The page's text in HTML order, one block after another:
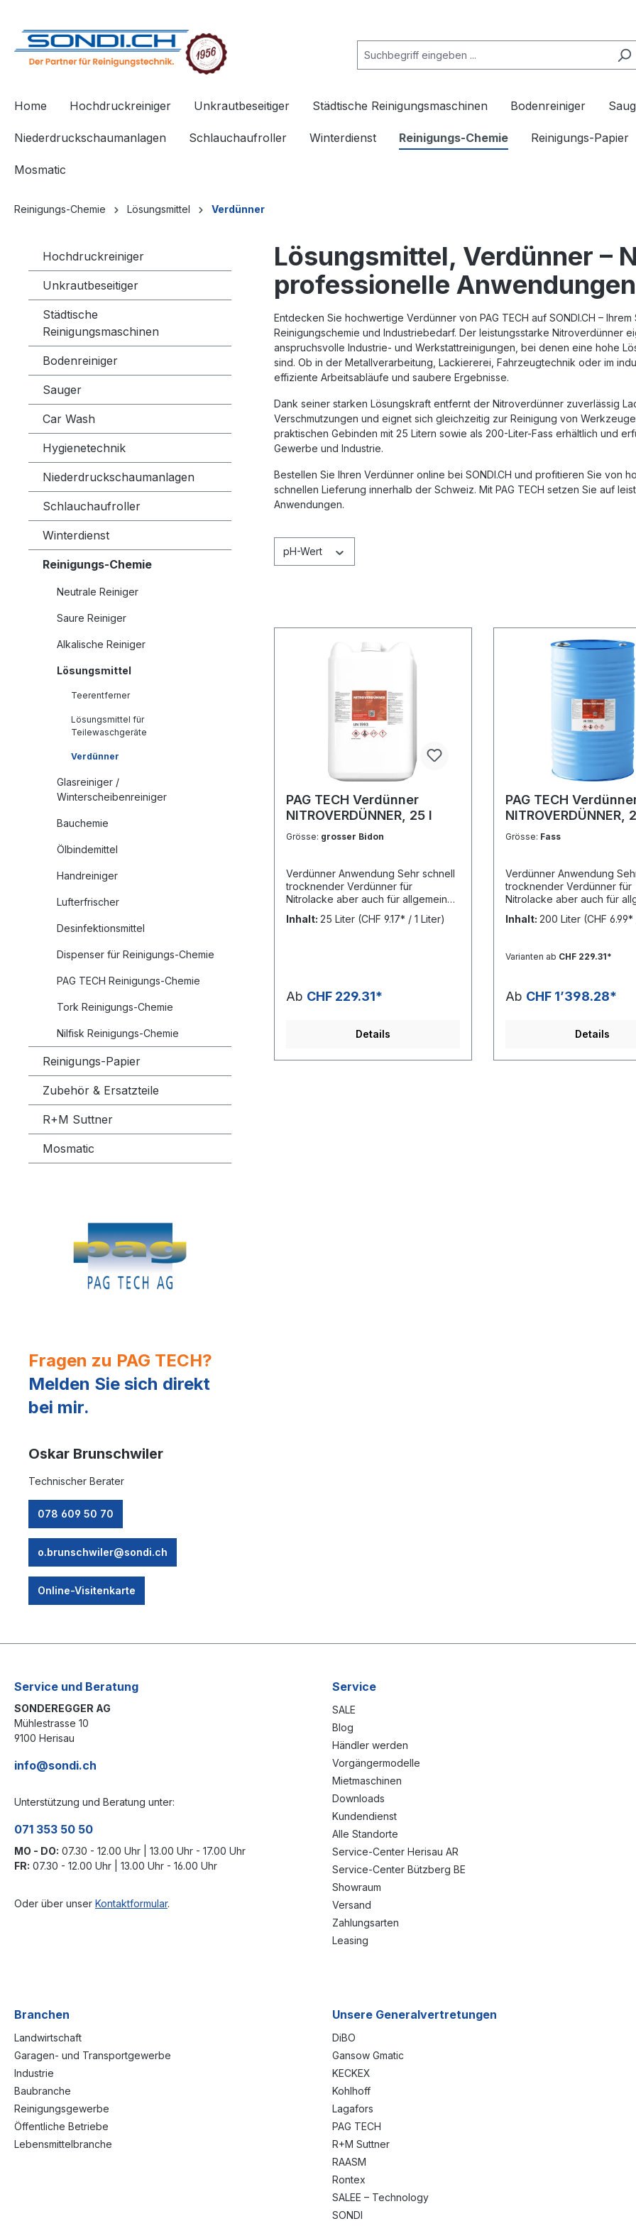
Home Hochdruckreiniger Unkrautbeseitiger Städtische Reinigungsmaschinen Bodenreiniger
Niederdruckschaumanlagen Schlauchaufroller Winterdienst Reinigungs-Chemie Reinigungs-Papier
Mosmatic
Reinigungs-Chemie Lösungsmittel Verdünner
Hochdruckreiniger
Unkrautbeseitiger
Städtische
Reinigungsmaschinen
Bodenreiniger
Sauger
Car Wash
Hygienetechnik
Niederdruckschaumanlagen
Schlauchaufroller
Winterdienst
Reinigungs-Chemie
Neutrale Reiniger
Saure Reiniger
Alkalische Reiniger
Lösungsmittel
Teerentferner
Lösungsmittel für
Teilewaschgeräte
Verdünner
Glasreiniger /
Winterscheibenreiniger
Bauchemie
Ölbindemittel
Handreiniger
Lufterfrischer
Desinfektionsmittel
Dispenser für Reinigungs-Chemie
PAG TECH Reinigungs-Chemie
Tork Reinigungs-Chemie
Nilfisk Reinigungs-Chemie
Reinigungs-Papier
Zubehör & Ersatzteile
R+M Suttner
Mosmatic
Fragen zu PAG TECH?
Melden Sie sich direkt
bei mir.
Oskar Brunschwiler
Technischer Berater
078 609 50 70
o.brunschwiler@sondi.ch
Online-Visitenkarte
Lösungsmittel, Verdünner –
professionelle Anwendungen
Entdecken Sie hochwertige Verdünner von PAG TECH auf SONDI.CH –
Reinigungschemie und Industriebedarf. Der leistungsstarke Nitroverdünner
anspruchsvolle Industrie- und Werkstattreinigungen, bei denen eine hohe
sind. Ob in der Metallverarbeitung, Lackiererei, Fahrzeugtechnik oder im
effiziente Arbeitsabläufe und saubere Ergebnisse.
Dank seiner starken Lösungskraft entfernt der Nitroverdünner zuverlässig
Verschmutzungen und eignet sich gleichzeitig zur Reinigung von
praktischen Gebinden mit 25 Litern sowie als 200-Liter-Fass erhältlich und
Gewerbe und Industrie.
Bestellen Sie Ihren Verdünner online bei SONDI.CH und profitieren Sie von
schnellen Lieferung innerhalb der Schweiz. Mit PAG TECH setzen Sie auf
Anwendungen.
pH-Wert
PAG TECH Verdünner
NITROVERDÜNNER, 25 l
Grösse: grosser Bidon
Verdünner Anwendung Sehr schnell
trocknender Verdünner für
Nitrolacke aber auch für allgemeine
Industrie-Reinigungsarbeiten gut
geeignet, bei der eine sehr starke
Sicherheitsdatenblatt_NITROVERDÜN
sécurité_NITROVERDÜNNER_1312_FR
Inhalt: 25 Liter (CHF 9.17* / 1 Liter)
Ab CHF 229.31*
Details
PAG TECH
NITROVERDÜNNER,
Grösse: Fass
Verdünner Anwendung Sehr schnell
trocknender Verdünner für
Nitrolacke aber auch für
Industrie-
geeignet, bei der eine
Lenkungsabgabe: Im Preis
Inhalt:200 Liter (CHF 6.99*
Varianten ab CHF 229.31*
Ab CHF 1’398.28*
Details
Service und Beratung
SONDEREGGER AG
Mühlestrasse 10
9100 Herisau
info@sondi.ch
Unterstützung und Beratung unter:
071 353 50 50
MO - DO: 07.30 - 12.00 Uhr | 13.00 Uhr - 17.00 Uhr
FR: 07.30 - 12.00 Uhr | 13.00 Uhr - 16.00 Uhr
Oder über unser Kontaktformular.
Service
SALE
Blog
Händler werden
Vorgängermodelle
Mietmaschinen
Downloads
Kundendienst
Alle Standorte
Service-Center Herisau AR
Service-Center Bützberg BE
Showraum
Versand
Zahlungsarten
Leasing
Branchen
Landwirtschaft
Garagen- und Transportgewerbe
Industrie
Baubranche
Reinigungsgewerbe
Öffentliche Betriebe
Lebensmittelbranche
Unsere Generalvertretungen
DiBO
Gansow Gmatic
KECKEX
Kohlhoff
Lagafors
PAG TECH
R+M Suttner
RAASM
Rontex
SALEE – Technology
SONDI